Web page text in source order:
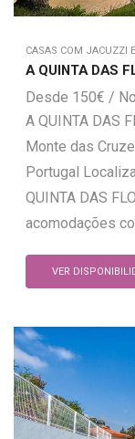
CASAS COM JACUZZI
A QUINTA DAS
150€
A QUINTA DAS
Monte das
Portugal
QUINTA DAS
acomodações
VER